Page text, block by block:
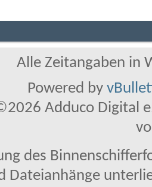
Alle Zeitangaben in
Powered by
Adduco Digital
des
Dateianhänge